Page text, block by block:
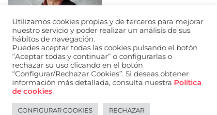
Utilizamos cookies propias y de terceros para mejorar
nuestro servicio y poder realizar un análisis de sus
hábitos de navegación.
Puedes aceptar todas las cookies pulsando el botón
“Aceptar todas y continuar” o configurarlas o
rechazar su uso clicando en el botón
“Configurar/Rechazar Cookies”. Si deseas obtener
información más detallada, consulta nuestra Política
de cookies.
CONFIGURAR COOKIES RECHAZAR